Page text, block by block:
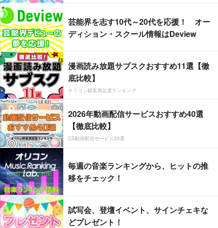
芸能界を志す10代～20代を応援！ オー
ディション・スクール情報はDeview
漫画読み放題サブスクおすすめ11選【徹
底比較】
オリコン顧客満足度ランキング
2026年動画配信サービスおすすめ40選
【徹底比較】
CS動画配信サービス20選
毎週の音楽ランキングから、ヒットの推
移をチェック！
試写会、登壇イベント、サインチェキな
どプレゼント！